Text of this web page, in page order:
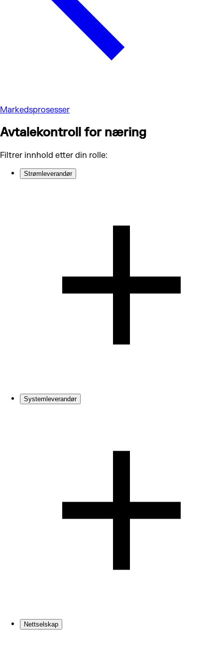
Markedsprosesser
Avtalekontroll for næring
Filtrer innhold etter din rolle:
Strømleverandør
Systemleverandør
Nettselskap